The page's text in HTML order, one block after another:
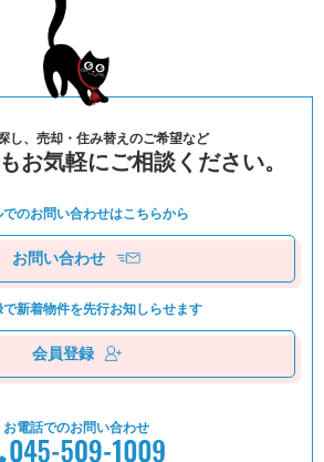
し、売却・住み替えのご希望など
お気軽にご相談ください。
でのお問い合わせはこちらから
お問い合わせ
で新着物件を先⾏お知しらせます
会員登録
お電話でのお問い合わせ